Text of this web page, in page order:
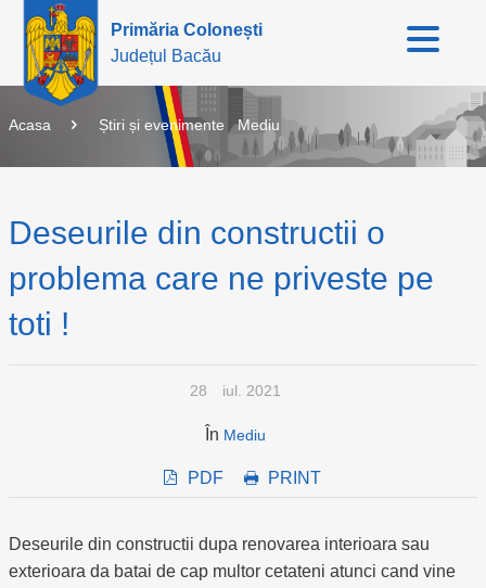
Primăria Colonești
Județul Bacău
Acasa Știri și evenimente Mediu
Deseurile din constructii o
problema care ne priveste pe
toti !
28 iul. 2021
În Mediu
PDF PRINT
Deseurile din constructii dupa renovarea interioara sau
exterioara da batai de cap multor cetateni atunci cand vine